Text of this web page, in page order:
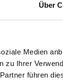
Über
Medien
zu Ihrer
führen